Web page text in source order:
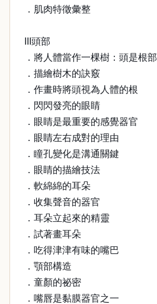
．肌肉特徵彙整
III頭部
．將人體當作一棵樹：頭是根部
．描繪樹木的訣竅
．作畫時將頭視為人體的根
．閃閃發亮的眼睛
．眼睛是最重要的感覺器官
．眼睛左右成對的理由
．瞳孔變化是溝通關鍵
．眼睛的描繪技法
．軟綿綿的耳朵
．收集聲音的器官
．耳朵立起來的精靈
．試著畫耳朵
．吃得津津有味的嘴巴
．顎部構造
．童顏的祕密
．嘴唇是黏膜器官之一